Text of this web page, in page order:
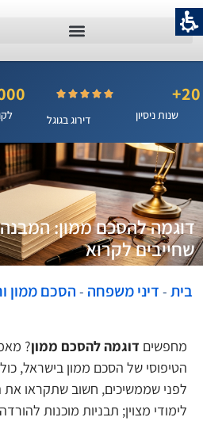
20+
שנות ניסיון דירוג בגוגל
דוגמה להסכם ממון:
שחייבים לקרוא
בית - דיני משפחה - הסכם ממון
מחפשים דוגמה להסכם ממון?
הטיפוסי של הסכם ממון בישראל,
לפני שממשיכים, חשוב שתקראו את
לימודי מצוין; תבניות מוכנות